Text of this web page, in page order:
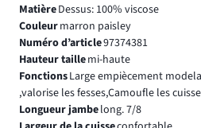
MatièreDessus: 100% viscose
Couleurmarron paisley
Numéro d’article97374381
Hauteur taillemi-haute
FonctionsLarge empiècement
,valorise les fesses,Camoufle les
Longueur jambelong. 7/8